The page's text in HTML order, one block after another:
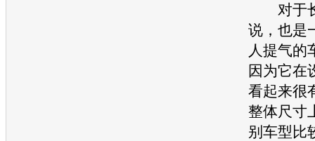
对于
说，也是
人提气的
因为它在
看起来很
整体尺寸
别 车型 比